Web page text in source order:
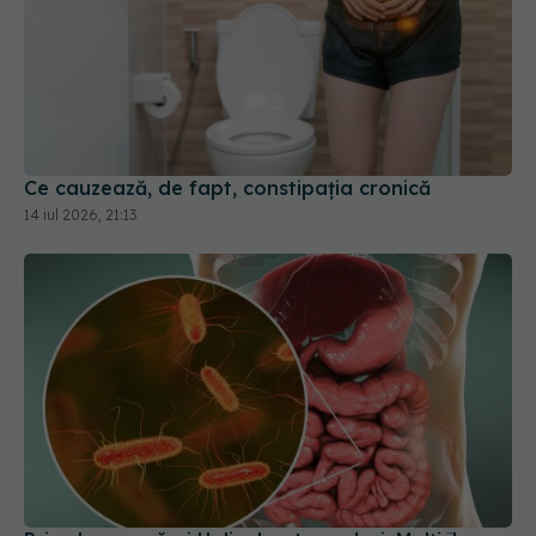
Ce cauzează, de fapt, constipația cronică
Primul semn că ai Helicobacter pylori. Mulți îl
ignoră, dar duce la ulcer și cancer
23 ian 2026, 19:04